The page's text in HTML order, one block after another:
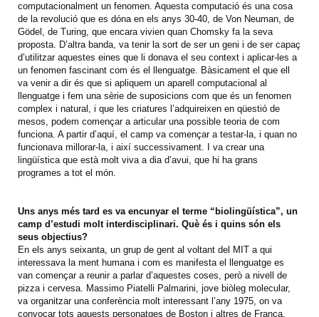
computacionalment un fenomen. Aquesta computació és una cosa
de la revolució que es dóna en els anys 30-40, de Von Neuman, de
Gödel, de Turing, que encara vivien quan Chomsky fa la seva
proposta. D’altra banda, va tenir la sort de ser un geni i de ser capaç
d’utilitzar aquestes eines que li donava el seu context i aplicar-les a
un fenomen fascinant com és el llenguatge. Bàsicament el que ell
va venir a dir és que si apliquem un aparell computacional al
llenguatge i fem una sèrie de suposicions com que és un fenomen
complex i natural, i que les criatures l’adquireixen en qüestió de
mesos, podem començar a articular una possible teoria de com
funciona. A partir d’aquí, el camp va començar a testar-la, i quan no
funcionava millorar-la, i així successivament. I va crear una
lingüística que està molt viva a dia d’avui, que hi ha grans
programes a tot el món.
Uns anys més tard es va encunyar el terme “biolingüística”, un
camp d’estudi molt interdisciplinari. Què és i quins són els
seus objectius?
En els anys seixanta, un grup de gent al voltant del MIT a qui
interessava la ment humana i com es manifesta el llenguatge es
van començar a reunir a parlar d’aquestes coses, però a nivell de
pizza i cervesa. Massimo Piatelli Palmarini, jove biòleg molecular,
va organitzar una conferència molt interessant l’any 1975, on va
convocar tots aquests personatges de Boston i altres de França.